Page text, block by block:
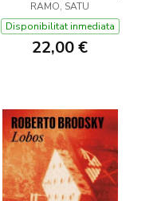
RAMO, SATU
Disponibilitat inmediata
22,00 €